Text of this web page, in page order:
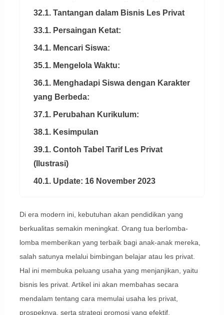
32.1. Tantangan dalam Bisnis Les Privat
33.1. Persaingan Ketat:
34.1. Mencari Siswa:
35.1. Mengelola Waktu:
36.1. Menghadapi Siswa dengan Karakter
yang Berbeda:
37.1. Perubahan Kurikulum:
38.1. Kesimpulan
39.1. Contoh Tabel Tarif Les Privat
(Ilustrasi)
40.1. Update: 16 November 2023
Di era modern ini, kebutuhan akan pendidikan yang
berkualitas semakin meningkat. Orang tua berlomba-
lomba memberikan yang terbaik bagi anak-anak mereka,
salah satunya melalui bimbingan belajar atau les privat.
Hal ini membuka peluang usaha yang menjanjikan, yaitu
bisnis les privat. Artikel ini akan membahas secara
mendalam tentang cara memulai usaha les privat,
prospeknya, serta strategi promosi yang efektif.